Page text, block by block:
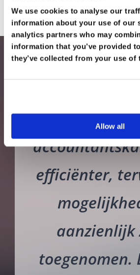
We use cookies to analyse our
information about your use of our
analytics partners who may
information that you’ve provided
they’ve collected from your use of
Allow all
Dankzij
werken
efficiënter,
aanzienlijk
toegenomen.